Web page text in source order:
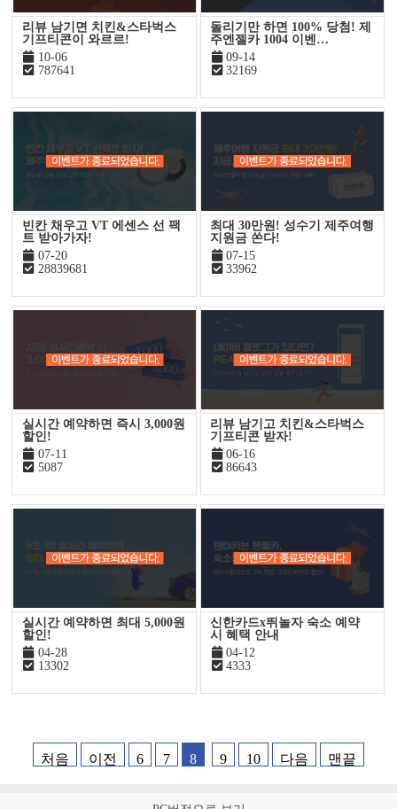
리뷰 남기면 치킨&스타벅스
기프티콘이 와르르!
10-06
787641
돌리기만 하면 100% 당첨! 제
주엔젤카 1004 이벤…
09-14
32169
빈칸 채우고 VT 에센스 선 팩
트 받아가자!
07-20
28839681
최대 30만원! 성수기 제주여행
지원금 쏜다!
07-15
33962
실시간 예약하면 즉시 3,000원
할인!
07-11
5087
리뷰 남기고 치킨&스타벅스
기프티콘 받자!
06-16
86643
실시간 예약하면 최대 5,000원
할인!
04-28
13302
신한카드x뛰놀자 숙소 예약
시 혜택 안내
04-12
4333
처음 이전 6 7 8 9 10 다음 맨끝